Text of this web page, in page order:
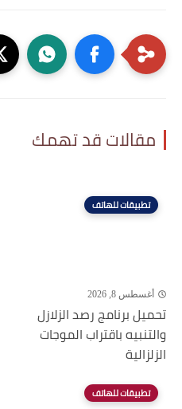
مقالات قد تهمك
تطبيقات للهاتف
أغسطس 8, 2026
تحميل برنامج رصد الزلازل
والتنبيه باقتراب الموجات
الزلزالية
تطبيقات للهاتف